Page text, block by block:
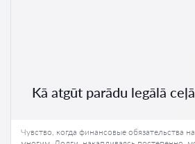
Kā atgūt parādu legālā ceļā
Чувство, когда финансовые обязательства